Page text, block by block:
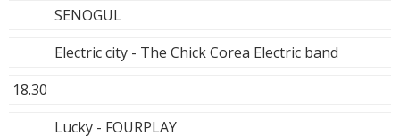
SENOGUL
Electric city - The Chick Corea Electric band
18.30
Lucky - FOURPLAY